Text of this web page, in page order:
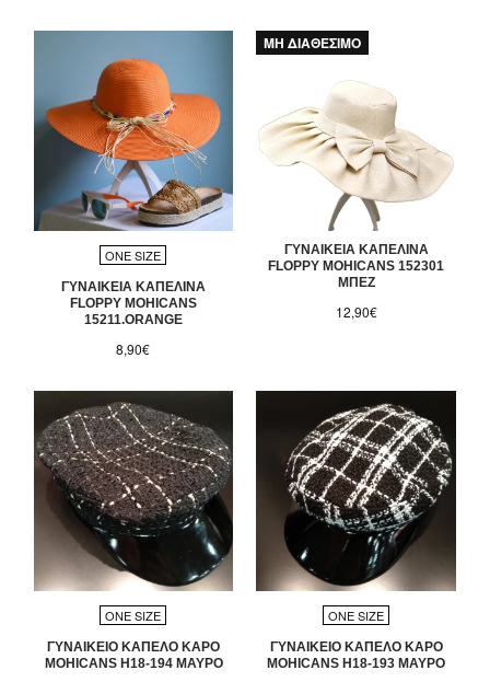
ONE SIZE
ΓΥΝΑΙΚΕΙΑ ΚΑΠΕΛΙΝΑ
FLOPPY MOHICANS
15211.ORANGE
8,90€
ΜΗ ΔΙΑΘΕΣΙΜΟ
ΓΥΝΑΙΚΕΙΑ ΚΑΠΕΛΙΝΑ
FLOPPY MOHICANS 152301
ΜΠΕΖ
12,90€
ONE SIZE
ΓΥΝΑΙΚΕΙΟ ΚΑΠΕΛΟ ΚΑΡΟ
MOHICANS H18-194 ΜΑΥΡΟ
ONE SIZE
ΓΥΝΑΙΚΕΙΟ ΚΑΠΕΛΟ ΚΑΡΟ
MOHICANS H18-193 ΜΑΥΡΟ